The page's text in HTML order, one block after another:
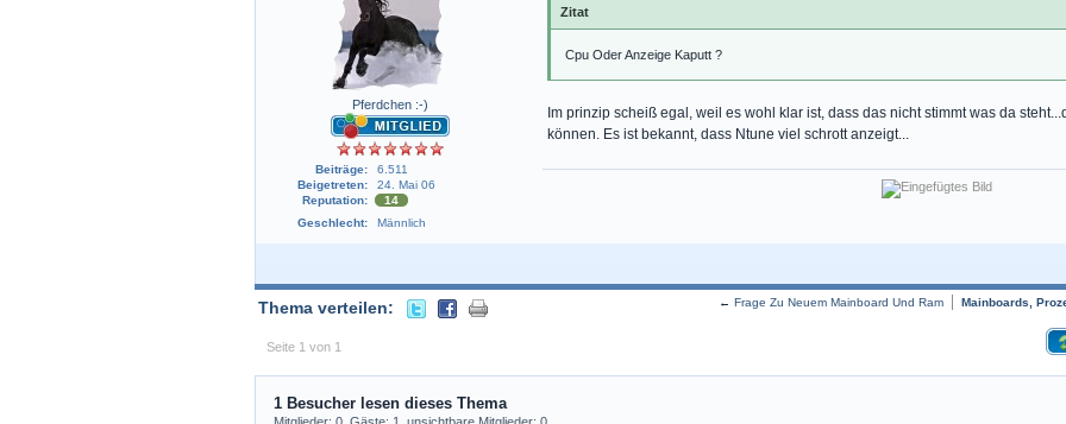
Pferdchen :-)
Beiträge:
6.511
Beigetreten:
24. Mai 06
Reputation:
14
Geschlecht:
Männlich
Zitat
Cpu Oder Anzeige Kaputt ?
Im prinzip scheiß egal, weil es wohl klar ist, dass das nicht stimmt was da
können. Es ist bekannt, dass Ntune viel schrott anzeigt...
← Frage Zu Neuem Mainboard Und Ram Mainboards,
Thema verteilen:
Seite 1 von 1
1 Besucher lesen dieses Thema